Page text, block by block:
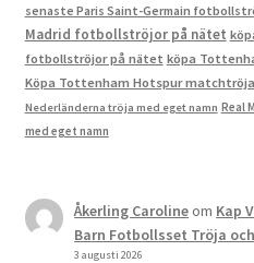
senaste Paris Saint-Germain
Madrid fotbollströjor på nätet
fotbollströjor på nätet köpa
Köpa Tottenham Hotspur matchtröja
Nederländerna tröja med eget namn Real
med eget namn
Åkerling Carolineom Kap
Barn Fotbollsset Tröja
3 augusti 2026